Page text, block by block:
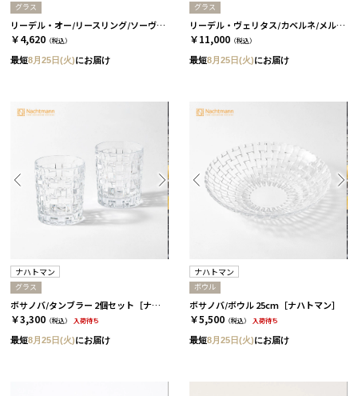
グラス
リーデル・オー/リースリング/ソーヴィニヨン・ブラン 2個セット［リーデル］
￥4,620 （税込）
最短8月25日(火)にお届け
グラス
リーデル・ヴェリタス/カベルネ/メルロ 2個セット［リーデル］
￥11,000 （税込）
最短8月25日(火)にお届け
ナハトマン
グラス
ボサノバ/タンブラー 2個セット［ナハトマン］
￥3,300 （税込） 入荷待ち
最短8月25日(火)にお届け
ナハトマン
ボウル
ボサノバ/ボウル 25cm［ナハトマン］
￥5,500 （税込） 入荷待ち
最短8月25日(火)にお届け